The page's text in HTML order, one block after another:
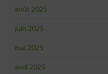
août 2025
juin 2025
mai 2025
avril 2025